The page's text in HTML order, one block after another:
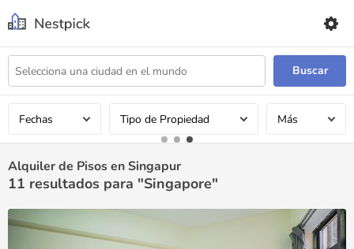
Buscar
Fechas Tipo de Propiedad Más
Alquiler de Pisos en Singapur
11 resultados para "Singapore"